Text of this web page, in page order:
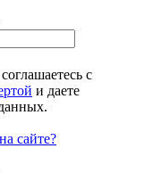
с
и даете
сайте?